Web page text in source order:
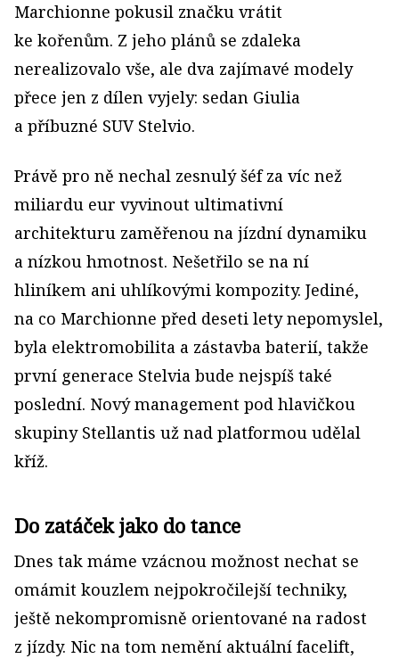
Marchionne pokusil značku vrátit
ke kořenům. Z jeho plánů se zdaleka
nerealizovalo vše, ale dva zajímavé modely
přece jen z dílen vyjely: sedan Giulia
a příbuzné SUV Stelvio.
Právě pro ně nechal zesnulý šéf za víc než
miliardu eur vyvinout ultimativní
architekturu zaměřenou na jízdní dynamiku
a nízkou hmotnost. Nešetřilo se na ní
hliníkem ani uhlíkovými kompozity. Jediné,
na co Marchionne před deseti lety nepomyslel,
byla elektromobilita a zástavba baterií, takže
první generace Stelvia bude nejspíš také
poslední. Nový management pod hlavičkou
skupiny Stellantis už nad platformou udělal
kříž.
Do zatáček jako do tance
Dnes tak máme vzácnou možnost nechat se
omámit kouzlem nejpokročilejší techniky,
ještě nekompromisně orientované na radost
z jízdy. Nic na tom nemění aktuální facelift,